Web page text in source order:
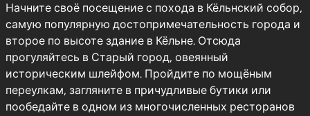
Начните своё посещение с похода в Кёльнский собор,
самую популярную достопримечательность города и
второе по высоте здание в Кёльне. Отсюда
прогуляйтесь в Старый город, овеянный
историческим шлейфом. Пройдите по мощёным
переулкам, загляните в причудливые бутики или
пообедайте в одном из многочисленных ресторанов